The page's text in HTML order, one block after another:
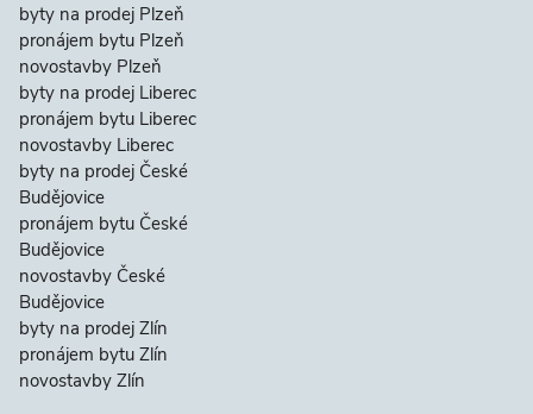
byty na prodej Plzeň
pronájem bytu Plzeň
novostavby Plzeň
byty na prodej Liberec
pronájem bytu Liberec
novostavby Liberec
byty na prodej České
Budějovice
pronájem bytu České
Budějovice
novostavby České
Budějovice
byty na prodej Zlín
pronájem bytu Zlín
novostavby Zlín